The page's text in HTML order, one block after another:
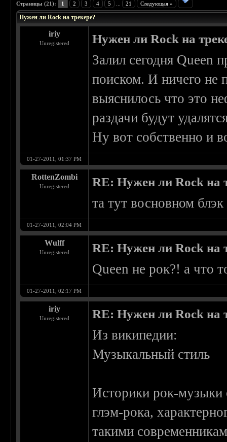
Страницы (21): 1 2 3 4 5 21 Следующая »
Нужен ли Rock на трекере?
iriy
Unregistered Нужен ли Rock на
Залил сегодня Queen
поиском. И ничего не
выяснилось что это
раздачи будут
Ну вот собственно и
01-27-2011, 01:37 PM
RottenZombi
Unregistered RE: Нужен ли Rock на
та тут восновном
01-27-2011, 02:04 PM
Wulff
Unregistered RE: Нужен ли Rock на
Queen не рок?! а что
01-27-2011, 02:17 PM
iriy
Unregistered RE: Нужен ли Rock на
Из википедии:
Музыкальный стиль
Историки рок-музыки
глэм-рока,
такими